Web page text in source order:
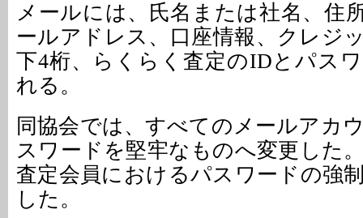
メールには、氏名または社名、住
ールアドレス、口座情報、クレジ
下4桁、らくらく査定のIDとパス
れる。
同協会では、すべてのメールアカ
スワードを堅牢なものへ変更した
査定会員におけるパスワードの強
した。